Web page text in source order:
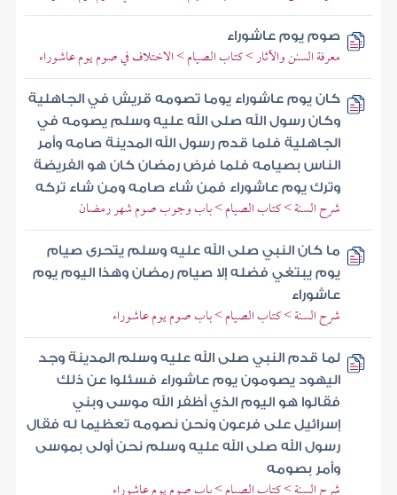
صوم يوم عاشوراء
معرفة السنن والآثار > كتاب الصيام > الاختلاف في صوم يوم عاشوراء
كان يوم عاشوراء يوما تصومه قريش في الجاهلية
وكان رسول الله صلى الله عليه وسلم يصومه في
الجاهلية فلما قدم رسول الله المدينة صامه وأمر
الناس بصيامه فلما فرض رمضان كان هو الفريضة
وترك يوم عاشوراء فمن شاء صامه ومن شاء تركه
شرح السنة > كتاب الصيام > باب وجوب صوم شهر رمضان
ما كان النبي صلى الله عليه وسلم يتحرى صيام
يوم يبتغي فضله إلا صيام رمضان وهذا اليوم يوم
عاشوراء
شرح السنة > كتاب الصيام > باب صوم يوم عاشوراء
لما قدم النبي صلى الله عليه وسلم المدينة وجد
اليهود يصومون يوم عاشوراء فسئلوا عن ذلك
فقالوا هو اليوم الذي أظفر الله موسى وبني
إسرائيل على فرعون ونحن نصومه تعظيما له فقال
رسول الله صلى الله عليه وسلم نحن أولى بموسى
وأمر بصومه